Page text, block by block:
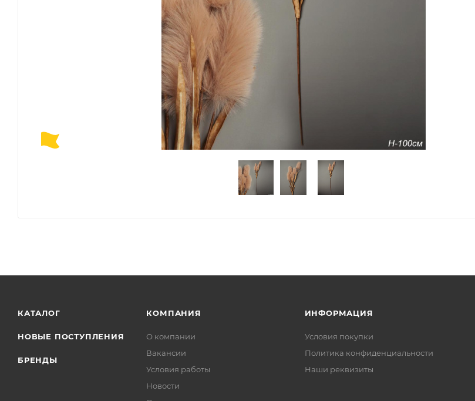
КАТАЛОГ
НОВЫЕ ПОСТУПЛЕНИЯ
БРЕНДЫ
КОМПАНИЯ
О компании
Вакансии
Условия работы
Новости
ИНФОРМАЦИЯ
Условия покупки
Политика конфиденциальности
Наши реквизиты